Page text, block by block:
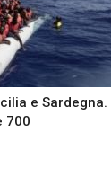
e Sardegna.
700